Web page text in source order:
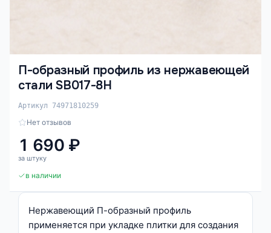
П-образный профиль из нержавеющей
стали SB017-8H
Артикул 74971810259
Нет отзывов
1 690 ₽
за штуку
в наличии
Нержавеющий П-образный профиль
применяется при укладке плитки для создания